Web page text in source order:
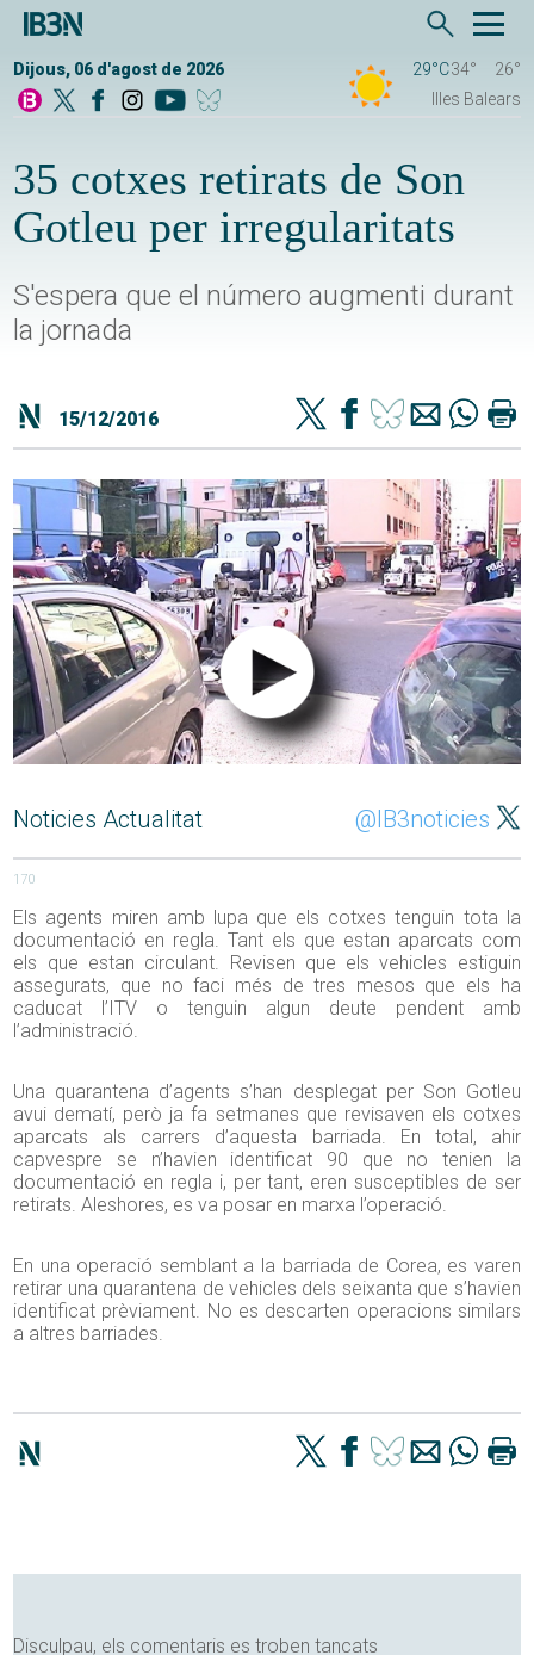
Dijous, 06 d'agost de 2026 29°C34°
26°
Illes Balears
35 cotxes retirats de Son
Gotleu per irregularitats
S'espera que el número augmenti durant
la jornada
15/12/2016
Noticies Actualitat @IB3noticies
170
Els agents miren amb lupa que els cotxes tenguin tota la
documentació en regla. Tant els que estan aparcats com
els que estan circulant. Revisen que els vehicles estiguin
assegurats, que no faci més de tres mesos que els ha
caducat l’ITV o tenguin algun deute pendent amb
l’administració.
Una quarantena d’agents s’han desplegat per Son Gotleu
avui dematí, però ja fa setmanes que revisaven els cotxes
aparcats als carrers d’aquesta barriada. En total, ahir
capvespre se n’havien identificat 90 que no tenien la
documentació en regla i, per tant, eren susceptibles de ser
retirats. Aleshores, es va posar en marxa l’operació.
En una operació semblant a la barriada de Corea, es varen
retirar una quarantena de vehicles dels seixanta que s’havien
identificat prèviament. No es descarten operacions similars
a altres barriades.
Disculpau, els comentaris es troben tancats